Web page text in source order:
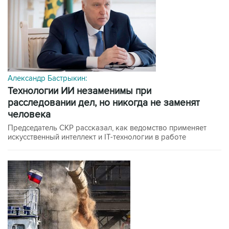
Александр Бастрыкин:
технологии ИИ незаменимы при
расследовании дел, но никогда не заменят
человека
Председатель СКР рассказал, как ведомство применяет
искусственный интеллект и IT-технологии в работе